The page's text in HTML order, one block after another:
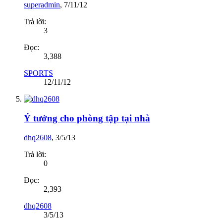
superadmin, 7/11/12
Trả lời:
3
Đọc:
3,388
SPORTS
12/11/12
Ý tưởng cho phòng tập tại nhà
dhq2608, 3/5/13
Trả lời:
0
Đọc:
2,393
dhq2608
3/5/13